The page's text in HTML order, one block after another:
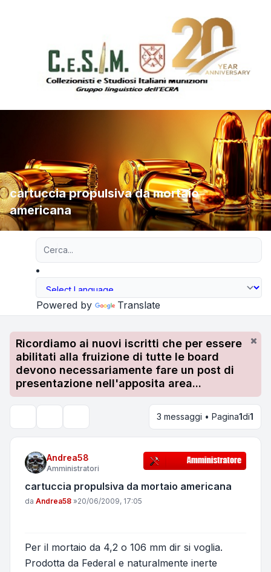
cartuccia propulsiva da mortaio
americana
Powered by Translate
Ricordiamo ai nuovi iscritti che per essere
abilitati alla fruizione di tutte le board
devono necessariamente fare un post di
presentazione nell'apposita area...
3 messaggi • Pagina1di1
Andrea58
Amministratori
cartuccia propulsiva da mortaio americana
Messaggio
da Andrea58 »20/06/2009, 17:05
Per il mortaio da 4,2 o 106 mm dir si voglia.
Prodotta da Federal e naturalmente inerte